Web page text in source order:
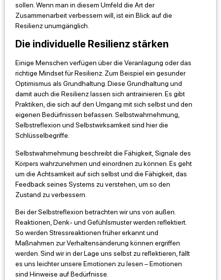
sollen. Wenn man in diesem Umfeld die Art der
Zusammenarbeit verbessern will, ist ein Blick auf die
Resilienz unumgänglich.
Die individuelle Resilienz stärken
Einige Menschen verfügen über die Veranlagung oder das
richtige Mindset für Resilienz. Zum Beispiel ein gesunder
Optimismus als Grundhaltung. Diese Grundhaltung und
damit auch die Resilienz lassen sich antrainieren. Es gibt
Praktiken, die sich auf den Umgang mit sich selbst und den
eigenen Bedürfnissen befassen. Selbstwahrnehmung,
Selbstreflexion und Selbstwirksamkeit sind hier die
Schlüsselbegriffe.
Selbstwahrnehmung beschreibt die Fähigkeit, Signale des
Körpers wahrzunehmen und einordnen zu können. Es geht
um die Achtsamkeit auf sich selbst und die Fähigkeit, das
Feedback seines Systems zu verstehen, um so den
Zustand zu verbessern.
Bei der Selbstreflexion betrachten wir uns von außen.
Reaktionen, Denk- und Gefühlsmuster werden reflektiert.
So werden Stressreaktionen früher erkannt und
Maßnahmen zur Verhaltensänderung können ergriffen
werden. Sind wir in der Lage uns selbst zu reflektieren, fällt
es uns leichter unsere Emotionen zu lesen – Emotionen
sind Hinweise auf Bedürfnisse.